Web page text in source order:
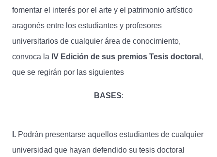
fomentar el interés por el arte y el patrimonio artístico
aragonés entre los estudiantes y profesores
universitarios de cualquier área de conocimiento,
convoca la IV Edición de sus premios Tesis doctoral ,
que se regirán por las siguientes
BASES:
I. Podrán presentarse aquellos estudiantes de cualquier
universidad que hayan defendido su tesis doctoral